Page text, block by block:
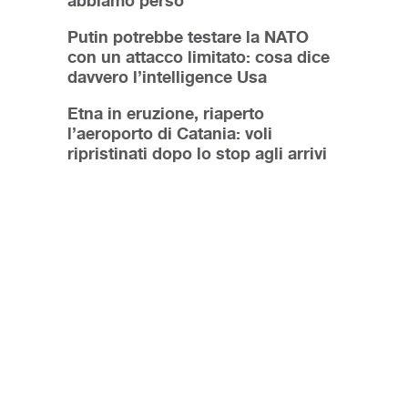
Putin potrebbe testare la NATO
con un attacco limitato: cosa dice
davvero l’intelligence Usa
Etna in eruzione, riaperto
l’aeroporto di Catania: voli
ripristinati dopo lo stop agli arrivi